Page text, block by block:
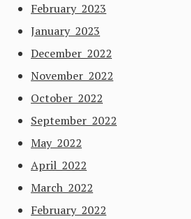
February 2023
January 2023
December 2022
November 2022
October 2022
September 2022
May 2022
April 2022
March 2022
February 2022